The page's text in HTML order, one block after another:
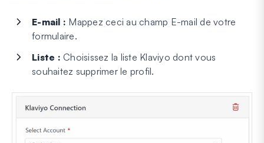
E-mail : Mappez ceci au champ E-mail de votre
formulaire.
Liste : Choisissez la liste Klaviyo dont vous
souhaitez supprimer le profil.